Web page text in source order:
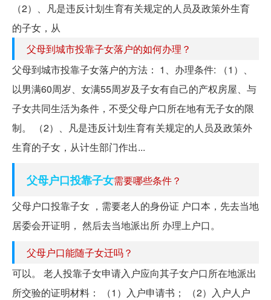
（2）、凡是违反计划生育有关规定的人员及政策外生育
的子女，从
父母到城市投靠子女落户的如何办理？
父母到城市投靠子女落户的方法： 1、办理条件: （1）、
以男满60周岁、女满55周岁及子女有自己的产权房屋、与
子女共同生活为条件，不受父母户口所在地有无子女的限
制。 （2）、凡是违反计划生育有关规定的人员及政策外
生育的子女，从计生部门作出...
父母户口投靠子女需要哪些条件？
父母户口投靠子女 ，需要老人的身份证 户口本，先去当地
居委会开证明， 然后去当地派出所 办理上户口。
父母户口能随子女迁吗？
可以。 老人投靠子女申请入户应向其子女户口所在地派出
所交验的证明材料： （1）入户申请书； （2）入户人户